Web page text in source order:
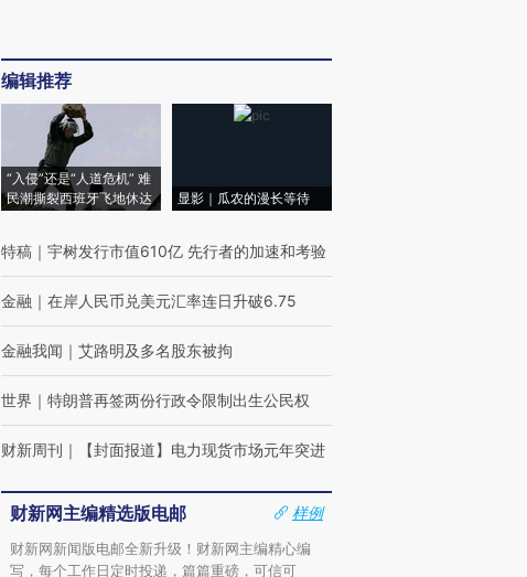
编辑推荐
“入侵”还是“人道危机” 难
民潮撕裂西班牙飞地休达
显影｜瓜农的漫长等待
特稿 ｜ 宇树发行市值610亿 先行者的加速和考验
金融 ｜ 在岸人民币兑美元汇率连日升破6.75
金融我闻 ｜ 艾路明及多名股东被拘
世界 ｜ 特朗普再签两份行政令限制出生公民权
财新周刊 ｜ 【封面报道】电力现货市场元年突进
财新网主编精选版电邮
样例
财新网新闻版电邮全新升级！财新网主编精心编
写，每个工作日定时投递，篇篇重磅，可信可